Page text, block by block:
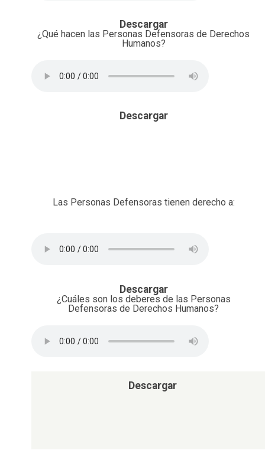
Descargar
¿Qué hacen las Personas Defensoras de Derechos
Humanos?
Descargar
Las Personas Defensoras tienen derecho a:
Descargar
¿Cuáles son los deberes de las Personas
Defensoras de Derechos Humanos?
Descargar